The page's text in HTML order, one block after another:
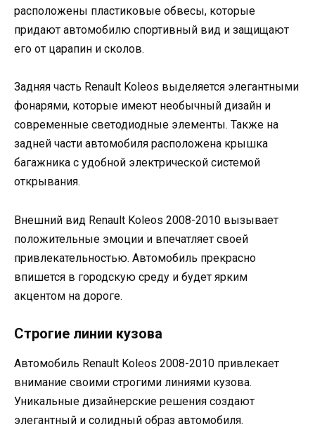
расположены пластиковые обвесы, которые
придают автомобилю спортивный вид и защищают
его от царапин и сколов.
Задняя часть Renault Koleos выделяется элегантными
фонарями, которые имеют необычный дизайн и
современные светодиодные элементы. Также на
задней части автомобиля расположена крышка
багажника с удобной электрической системой
открывания.
Внешний вид Renault Koleos 2008-2010 вызывает
положительные эмоции и впечатляет своей
привлекательностью. Автомобиль прекрасно
впишется в городскую среду и будет ярким
акцентом на дороге.
Строгие линии кузова
Автомобиль Renault Koleos 2008-2010 привлекает
внимание своими строгими линиями кузова.
Уникальные дизайнерские решения создают
элегантный и солидный образ автомобиля.